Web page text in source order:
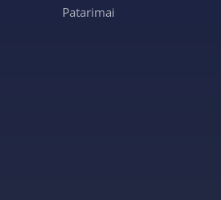
Patarimai